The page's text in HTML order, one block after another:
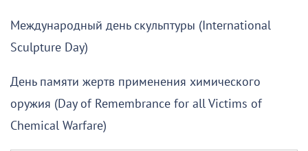
Международный день скульптуры (International
Sculpture Day)
День памяти жертв применения химического
оружия (Day of Remembrance for all Victims of
Chemical Warfare)